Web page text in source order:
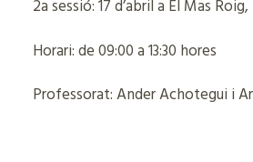
2a sessió: 17 d’abril a El Mas
Horari: de 09:00 a 13:30 hores
Professorat: Ander Achotegui i